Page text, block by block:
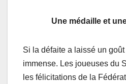
Une médaille et
Si la défaite a laissé un goût
immense. Les joueuses du
les félicitations de la